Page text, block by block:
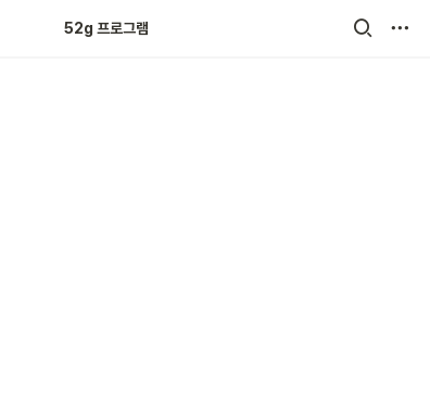
52g 프로그램
52g 크루 튼튼쑥쑥